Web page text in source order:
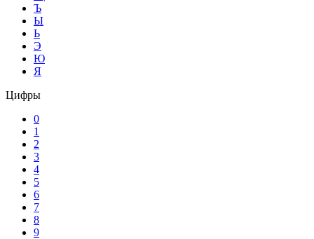
Ъ
Ы
Ь
Э
Ю
Я
Цифры
0
1
2
3
4
5
6
7
8
9